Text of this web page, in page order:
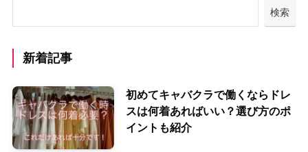
検索
新着記事
初めてキャバクラで働くならドレ
スは何着あればいい？選び方のポ
イントも紹介